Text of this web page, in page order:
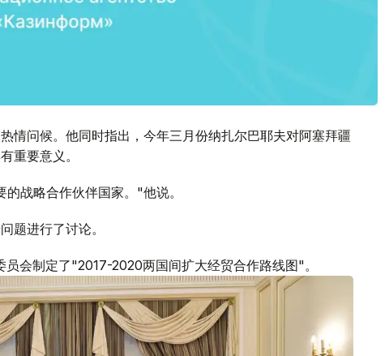
情问候。他同时指出，今年三月份纳扎尔巴耶夫对阿塞拜疆
重要意义。
战略合作伙伴国家。"他说。
题进行了讨论。
会制定了"2017-2020两国间扩大经贸合作路线图"。